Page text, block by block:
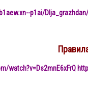
p1ai/
watch?v=Ds2mnE6xFrQ